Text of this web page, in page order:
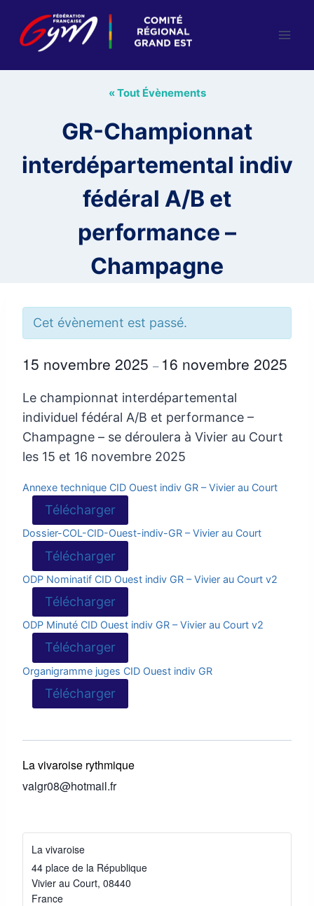
contenu
« Tout Évènements
GR-Championnat
interdépartemental indiv
fédéral A/B et
performance –
Champagne
Cet évènement est passé.
15 novembre 2025 – 16 novembre 2025
Le championnat interdépartemental
individuel fédéral A/B et performance –
Champagne – se déroulera à Vivier au Court
les 15 et 16 novembre 2025
Annexe technique CID Ouest indiv GR – Vivier au Court
Télécharger
Dossier-COL-CID-Ouest-indiv-GR – Vivier au Court
Télécharger
ODP Nominatif CID Ouest indiv GR – Vivier au Court v2
Télécharger
ODP Minuté CID Ouest indiv GR – Vivier au Court v2
Télécharger
Organigramme juges CID Ouest indiv GR
Télécharger
La vivaroise rythmique
valgr08@hotmail.fr
La vivaroise
44 place de la République
Vivier au Court, 08440
France